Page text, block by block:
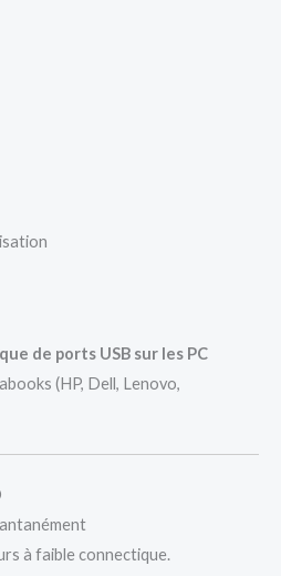
de ports USB sur les PC
(HP, Dell, Lenovo,
à faible connectique.